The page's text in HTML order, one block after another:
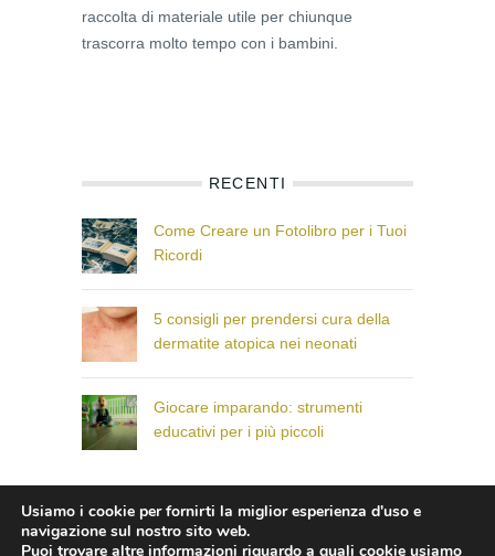
raccolta di materiale utile per chiunque
trascorra molto tempo con i bambini.
RECENTI
Come Creare un Fotolibro per i Tuoi
Ricordi
5 consigli per prendersi cura della
dermatite atopica nei neonati
Giocare imparando: strumenti
educativi per i più piccoli
© Il Paese dei Bambini che Sorridono
Usiamo i cookie per fornirti la miglior esperienza d'uso e
navigazione sul nostro sito web.
Puoi trovare altre informazioni riguardo a quali cookie usiamo